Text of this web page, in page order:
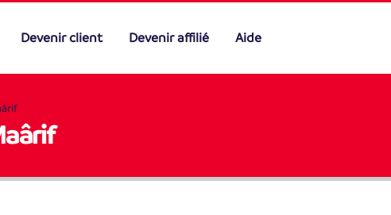
Devenir client Devenir affilié Aide